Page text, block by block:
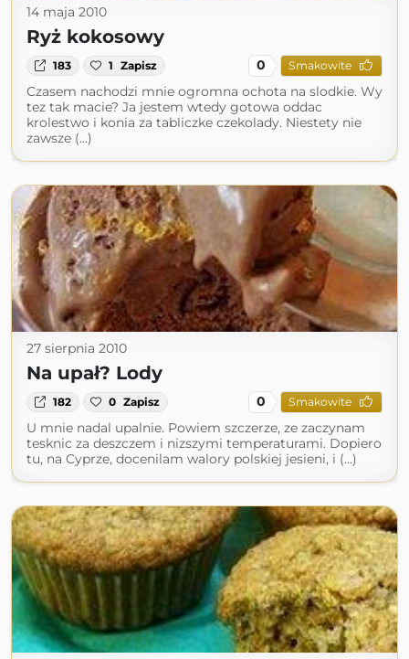
14 maja 2010
Ryż kokosowy
183 1 Zapisz 0 Smakowite
Czasem nachodzi mnie ogromna ochota na slodkie. Wy
tez tak macie? Ja jestem wtedy gotowa oddac
krolestwo i konia za tabliczke czekolady. Niestety nie
zawsze (...)
27 sierpnia 2010
Na upał? Lody
182 0 Zapisz 0 Smakowite
U mnie nadal upalnie. Powiem szczerze, ze zaczynam
tesknic za deszczem i nizszymi temperaturami. Dopiero
tu, na Cyprze, docenilam walory polskiej jesieni, i (...)